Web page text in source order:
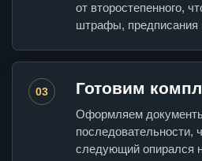
от второстепенного,
штрафы, предписания
03 Готовим
Оформляем
последовательности,
следующий опирался